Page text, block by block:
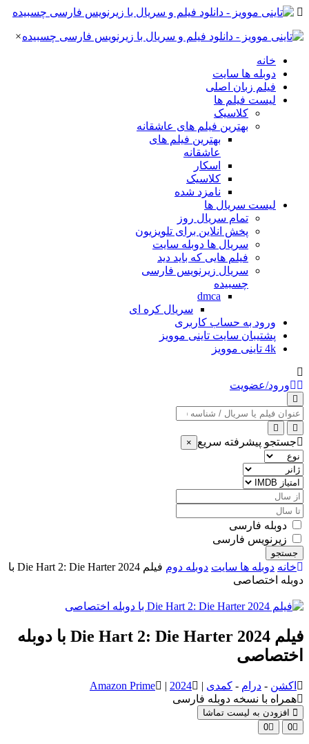
×
خانه
دوبله ها سایت
فیلم زبان اصلی
لیست فیلم ها
کلاسیک
بهترین فیلم های عاشقانه
بهترین فیلم های
عاشقانه
اسکار
کلاسیک
نامزد شده
لیست سریال ها
تمام سریال روز
پخش انلاین برای تلویزیون
سریال ها دوبله سایت
فیلم هایی که باید دید
سریال زیرنویس فارسی
چسبیده
dmca
سریال کره ای
ورود به حساب کاربری
پشتیبان سایت تاینی موویز
4k تاینی موویز
ورود/عضویت
عنوان
جستجو
جستجو پیشرفته سریع
×
نوع
ژانر
امتیاز
IMDB
از
سال
تا
سالدوبله فارسی
زیرنویس فارسی
جستجو
خانه دوبله ها سایت دوبله دوم
فیلم Die Hart 2: Die Harter 2024 با
دوبله اختصاصی
فیلم Die Hart 2: Die Harter 2024 با دوبله
اختصاصی
اکشن - درام - کمدی |
2024
|
Amazon Prime
همراه با نسخه دوبله فارسی
افزودن به لیست تماشا
0
0